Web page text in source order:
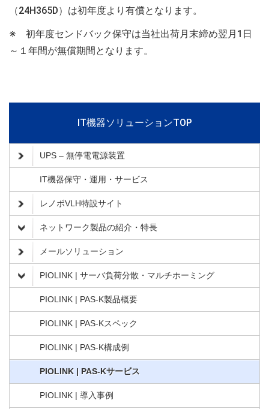
（24H365D）は初年度より有償となります。
※ 初年度センドバック保守は当社出荷月末締め翌月1日
～１年間が無償期間となります。
IT機器ソリューションTOP
UPS – 無停電電源装置
IT機器保守・運用・サービス
レノボVLH特設サイト
ネットワーク製品の紹介・特長
メールソリューション
PIOLINK | サーバ負荷分散・マルチホーミング
PIOLINK | PAS-K製品概要
PIOLINK | PAS-Kスペック
PIOLINK | PAS-K構成例
PIOLINK | PAS-Kサービス
PIOLINK | 導入事例